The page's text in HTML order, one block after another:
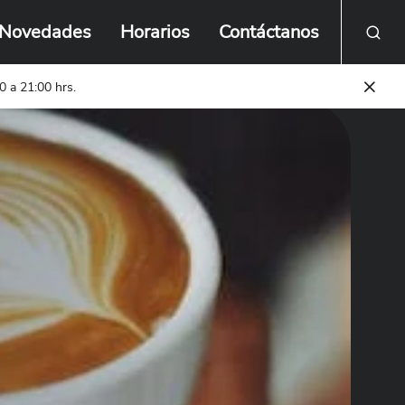
Novedades Horarios Contáctanos
a 21:00 hrs.